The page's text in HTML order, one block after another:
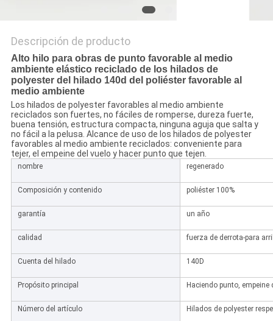
Descripción de producto
Alto hilo para obras de punto favorable al medio
ambiente elástico reciclado de los hilados de
polyester del hilado 140d del poliéster favorable al
medio ambiente
Los hilados de polyester favorables al medio ambiente
reciclados son fuertes, no fáciles de romperse, dureza fuerte,
buena tensión, estructura compacta, ninguna aguja que salta y
no fácil a la pelusa. Alcance de uso de los hilados de polyester
favorables al medio ambiente reciclados: conveniente para
tejer, el empeine del vuelo y hacer punto que tejen.
nombre regenerado
Composición y contenido poliéster 100%
garantía un año
calidad fuerza de derrota-para
Cuenta del hilado 140D
Propósito principal Haciendo punto,
Número del artículo Hilados de polyester